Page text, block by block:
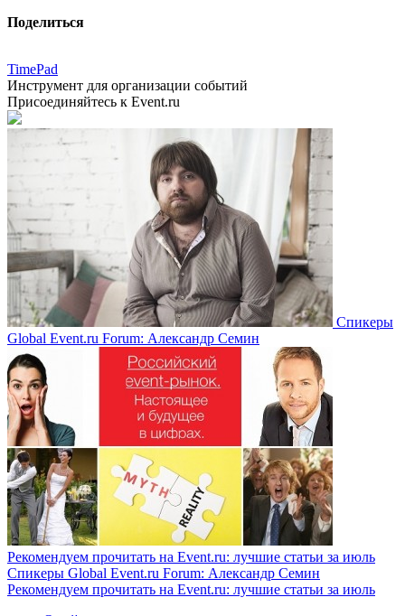
Поделиться
TimePad
Инструмент для организации событий
Присоединяйтесь к Event.ru
Спикеры
Global Event.ru Forum: Александр Семин
Рекомендуем прочитать на Event.ru: лучшие статьи за июль
Спикеры Global Event.ru Forum: Александр Семин
Рекомендуем прочитать на Event.ru: лучшие статьи за июль